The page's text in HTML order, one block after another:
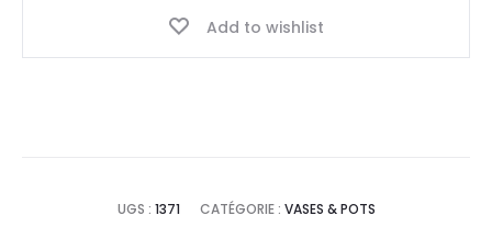
Add to wishlist
UGS : 1371 CATÉGORIE : VASES & POTS